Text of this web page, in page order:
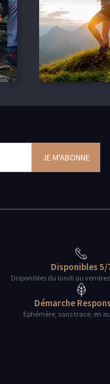
Disponibles 5/
Disponibles du lundi au
Démarche
Ephémère, sans trace, en